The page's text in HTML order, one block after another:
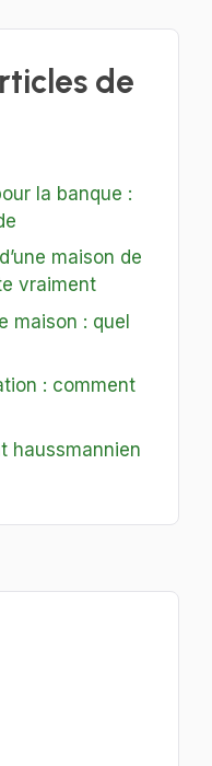
de
la banque :
maison de
vraiment
maison : quel
: comment
haussmannien